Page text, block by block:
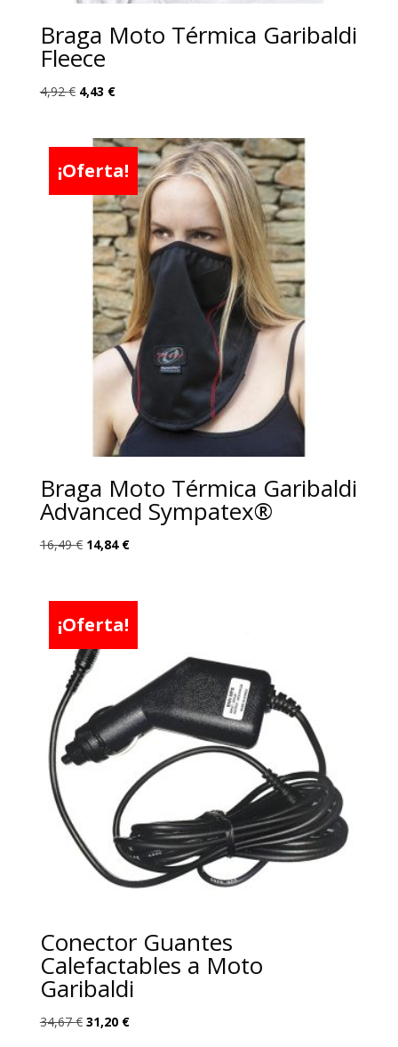
Braga Moto Térmica Garibaldi
Fleece
4,92€ El
era:
4,92 €.
4,43 €El
es:
4,43 €.
¡Oferta!
Braga Moto Térmica Garibaldi
Advanced Sympatex®
16,49€ El
era:
16,49 €.
14,84 €El
es:
¡Oferta!
Conector Guantes
Calefactables a Moto
Garibaldi
34,67€ El
31,20 €El